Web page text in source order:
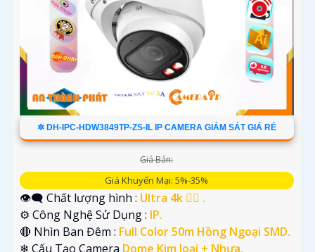
✲ DH-IPC-HDW3849TP-ZS-IL IP CAMERA GIÁM SÁT GIÁ RẺ
Giá Bán:
Giá Khuyến Mại: 5%-35%
👁️‍🗨 Chất lượng hình : Ultra 4k 👍🏾 .
⚙ Công Nghệ Sử Dụng : IP.
🔴 Nhìn Ban Đêm : Full Color 50m Hồng Ngoại SMD.
❄ Cấu Tạo Camera Dome Kim loại + Nhựa.